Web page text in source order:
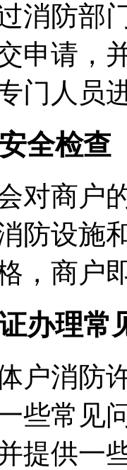
消防部
申请，
门人员
全检查
对商户
防设施
，商户
办理常
户消防
些常见
提供一